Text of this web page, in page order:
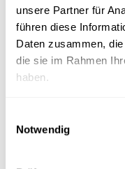
unsere Partner für
führen diese
Daten zusammen,
die sie im Rahmen
haben.
Notwendig